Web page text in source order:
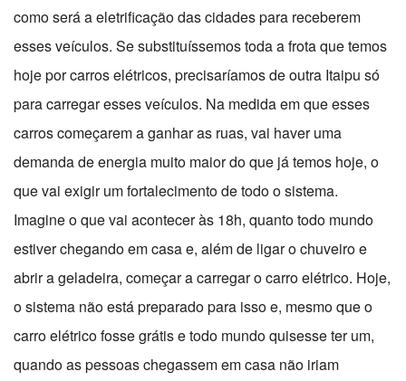
como será a eletrificação das cidades para receberem
esses veículos. Se substituíssemos toda a frota que temos
hoje por carros elétricos, precisaríamos de outra Itaipu só
para carregar esses veículos. Na medida em que esses
carros começarem a ganhar as ruas, vai haver uma
demanda de energia muito maior do que já temos hoje, o
que vai exigir um fortalecimento de todo o sistema.
Imagine o que vai acontecer às 18h, quanto todo mundo
estiver chegando em casa e, além de ligar o chuveiro e
abrir a geladeira, começar a carregar o carro elétrico. Hoje,
o sistema não está preparado para isso e, mesmo que o
carro elétrico fosse grátis e todo mundo quisesse ter um,
quando as pessoas chegassem em casa não iriam